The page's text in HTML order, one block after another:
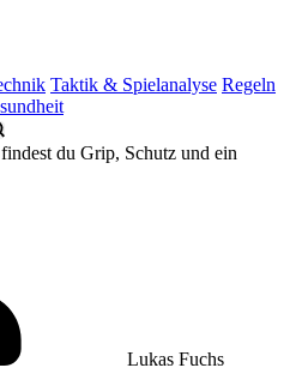
Taktik & Spielanalyse Regeln
du Grip, Schutz und ein
Lukas Fuchs